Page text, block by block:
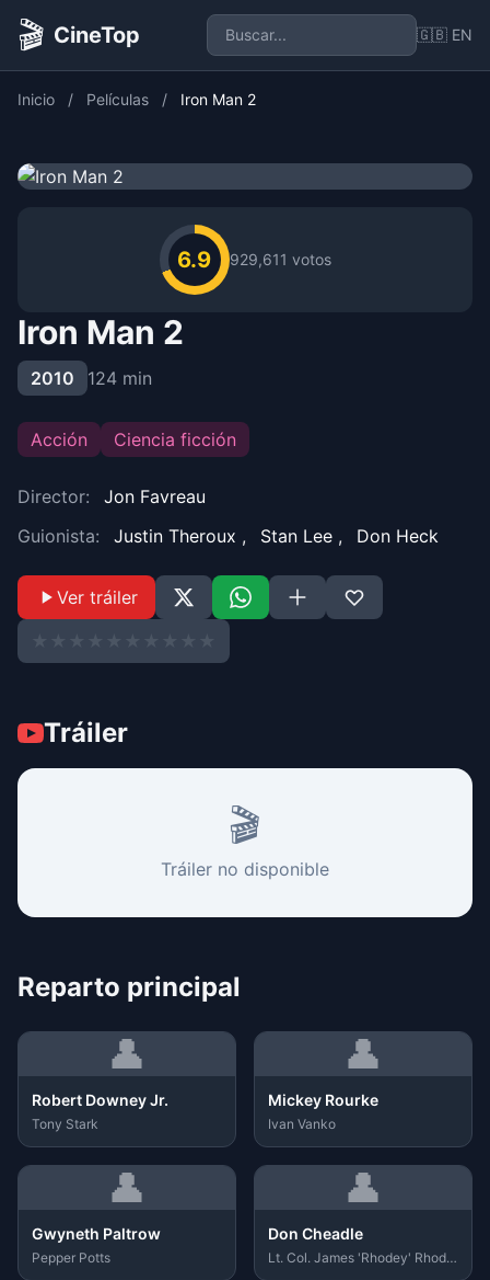
🎬 CineTop 🇬🇧 EN
Inicio / Películas / Iron Man 2
6.9 929,611 votos
Iron Man 2
2010 124 min
Acción Ciencia ficción
Director:
Jon Favreau
Guionista:
Justin Theroux , Stan Lee , Don Heck
Ver tráiler
Tráiler
🎬
Tráiler no disponible
Reparto principal
👤
Robert Downey Jr.
Tony Stark
👤
Mickey Rourke
Ivan Vanko
👤
Gwyneth Paltrow
Pepper Potts
👤
Don Cheadle
Lt. Col. James 'Rhodey' Rhodes